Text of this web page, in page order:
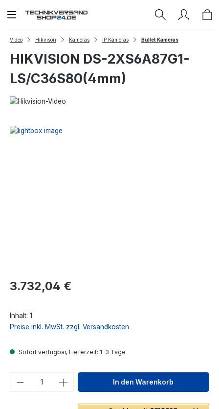
Zum Hauptinhalt springen
Video Hikvison Kameras IP Kameras Bullet Kameras
HIKVISION DS-2XS6A87G1-
LS/C36S80(4mm)
Regulärer Preis:
3.732,04 €
Inhalt: 1
Preise inkl. MwSt. zzgl. Versandkosten
Sofort verfügbar, Lieferzeit: 1-3 Tage
Produkt Anzahl: Gib denIn den Warenkorb